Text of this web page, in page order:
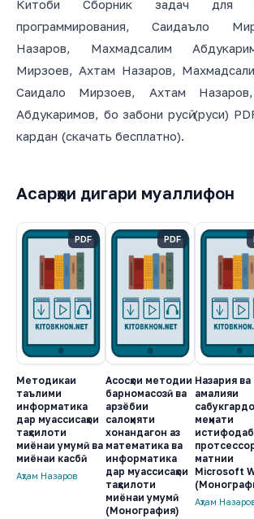
Китоби Сборник задач для
программирования, Саидаъло
Назаров, Махмадсалим
Мирзоев, Ахтам Назаров,
Саидало Мирзоев, Ахтам
Абдукаримов, бо забони русӣ (руси)
кардан (скачать бесплатно).
Асарҳои дигари муаллифон
PDF
Методикаи
таълими
информатика
дар муассисаҳои
таҳсилоти
миёнаи умумӣ ва
миёнаи касбӣ
Аҳтам Назаров
PDF
Асосҳои методии
барномасозӣ ва
арзёбии
салоҳияти
хонандагон аз
математика ва
информатика
дар муассисаҳои
таҳсилоти
миёнаи умумӣ
(Монография)
Назария ва
амалияи
меҳнати
матнии
Microsoft
Аҳтам